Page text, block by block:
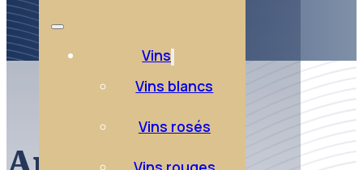
Vins
Vins blancs
Vins rosés